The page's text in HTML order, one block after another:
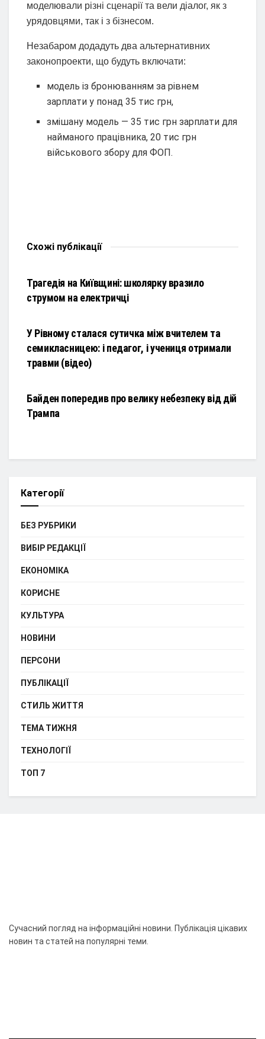
моделювали різні сценарії та вели діалог, як з
урядовцями, так і з бізнесом.
Незабаром додадуть два альтернативних
законопроекти, що будуть включати:
модель із бронюванням за рівнем
зарплати у понад 35 тис грн,
змішану модель — 35 тис грн зарплати для
найманого працівника, 20 тис грн
військового збору для ФОП.
Схожі публікації
Трагедія на Київщині: школярку вразило
струмом на електричці
У Рівному сталася сутичка між вчителем та
семикласницею: і педагог, і учениця отримали
травми (відео)
Байден попередив про велику небезпеку від дій
Трампа
Категорії
БЕЗ РУБРИКИ
ВИБІР РЕДАКЦІЇ
ЕКОНОМІКА
КОРИСНЕ
КУЛЬТУРА
НОВИНИ
ПЕРСОНИ
ПУБЛІКАЦІЇ
СТИЛЬ ЖИТТЯ
ТЕМА ТИЖНЯ
ТЕХНОЛОГІЇ
ТОП 7
Сучасний погляд на інформаційні новини. Публікація цікавих
новин та статей на популярні теми.